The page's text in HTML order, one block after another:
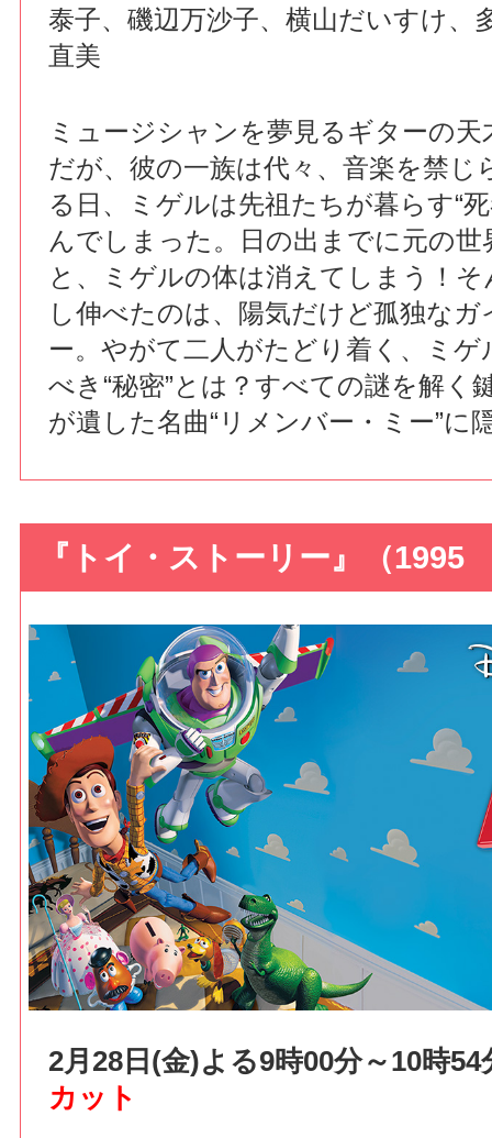
泰子、磯辺万沙子、横山だいすけ、
直美
ミュージシャンを夢見るギターの
だが、彼の一族は代々、音楽を禁じ
る日、ミゲルは先祖たちが暮らす“
んでしまった。日の出までに元の世
と、ミゲルの体は消えてしまう！
し伸べたのは、陽気だけど孤独な
ー。やがて二人がたどり着く、ミゲ
べき“秘密”とは？すべての謎を解く
が遺した名曲“リメンバー・ミー”
『トイ・ストーリー』（
2月28日(金)よる9時00分～10時
カット